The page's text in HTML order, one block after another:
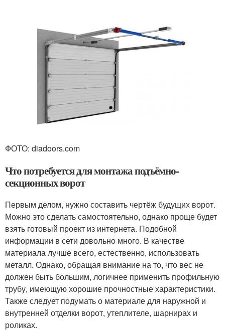
ФОТО: diadoors.com
Что потребуется для монтажа подъёмно-
секционных ворот
Первым делом, нужно составить чертёж будущих ворот.
Можно это сделать самостоятельно, однако проще будет
взять готовый проект из интернета. Подобной
информации в сети довольно много. В качестве
материала лучше всего, естественно, использовать
металл. Однако, обращая внимание на то, что вес не
должен быть большим, логичнее применить профильную
трубу, имеющую хорошие прочностные характеристики.
Также следует подумать о материале для наружной и
внутренней отделки ворот, утеплителе, шарнирах и
роликах.